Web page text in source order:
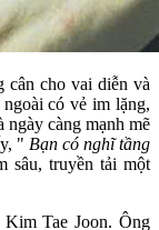
cân cho vai diễn và
có vẻ im lặng,
ngày càng mạnh mẽ
" Bạn có nghĩ tầng
sâu, truyền tải một
Tae Joon. Ông